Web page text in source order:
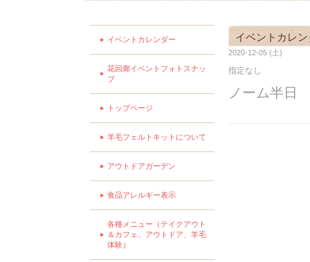
イベントカレ
2020-12-05 (土)
指定なし
ノーム半日
イベントカレンダー
花回廊イベントフォトスナッ
プ
トップページ
羊毛フェルトキットについて
アウトドアガーデン
食品アレルギー表示
各種メニュー（テイクアウト
＆カフェ、アウトドア、羊毛
体験）